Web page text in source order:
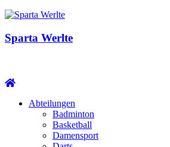
Sparta Werlte
Abteilungen
Badminton
Basketball
Damensport